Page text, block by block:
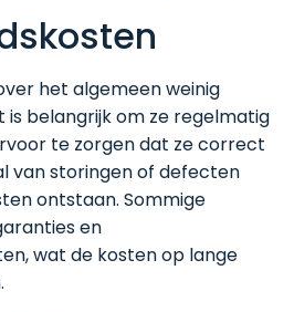
het algemeen weinig
is belangrijk om ze regelmatig
te zorgen dat ze correct
van storingen of defecten
ontstaan. Sommige
en
wat de kosten op lange